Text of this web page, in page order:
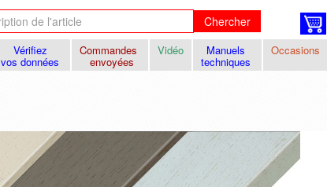
Chercher
Vérifiez
vos données
Commandes
envoyées
Vidéo Manuels
techniques
Occasions